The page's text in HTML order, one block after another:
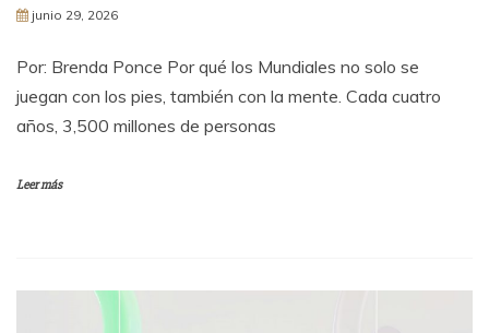
junio 29, 2026
Por: Brenda Ponce Por qué los Mundiales no solo se
juegan con los pies, también con la mente. Cada cuatro
años, 3,500 millones de personas
Leer más